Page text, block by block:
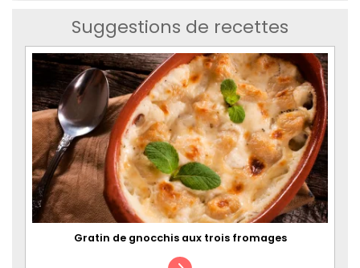
Suggestions de recettes
Gratin de gnocchis aux trois fromages